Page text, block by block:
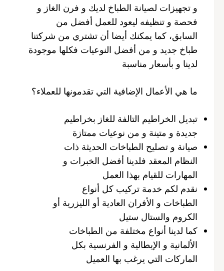
و تجهيزات لصيانة الطباخ لديك و فرن الغاز و
فحصة و تنظيفه ليعود للعمل أفضل من
السابق، كما يمكنك أيضا أن تشتري من شركتنا
طباخ جديد و من أفضل النوعيات فكلها موجودة
لدينا و بأسعار مناسبة
ما هي الأعمال الإضافية التي تقدمونها للعملاء؟
تبديل الخراطيم التالفة للغاز بخراطيم
جديدة و متينة و من نوعيات ممتازة
صيانة و تصليح الطباخات الحديثة ذات
النظام المعقد فلدينا أفضل الخبرات و
المهارات للقيام بهذا العمل
نقدم لكم خدمة تركيب كل أنواع
الطباخات و الأفران العادية أو الليزرية أو
الكروم والستال ستيل
كما لدينا أنواع مختلفة من الطباخات
الألمانية و الإيطالية و الفرنسية بكل
الماركات التي يرغب بها العميل